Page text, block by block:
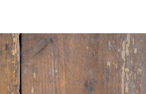
ちゃんの1食分を目安にお作り
てごはんの量は個体差が大きく
有無、痩せさせたい、太らせ
で与える量は大きく変わって
のわんちゃんはトッピングな
オーガニックフード 内容量
無投薬飼育）, 玄米（有機栽
農産物）, 人参（有機農産物）,